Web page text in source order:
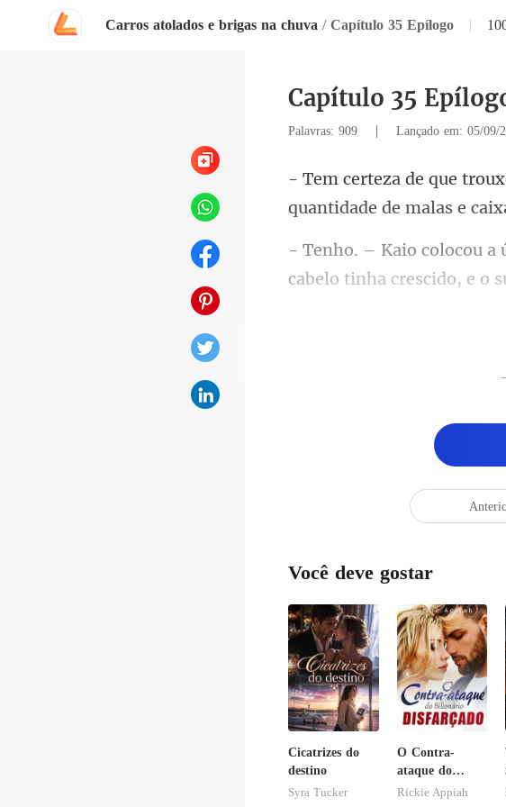
Carros atolados e brigas na chuva / Capítulo 35 Epílogo |
Capítulo 35
Palavras: 909 | Lançado em: 05/09/
quantidade de
cabelo tinha crescido
Você deve gostar
Cicatrizes do
destino
Syra Tucker
O Contra-
ataque do
Bilionário
Rickie Appiah